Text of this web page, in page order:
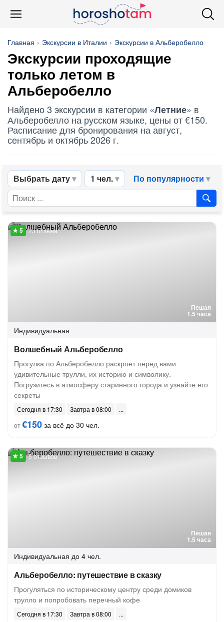
Главная Экскурсии в Италии Экскурсии в Альберобелло
Экскурсии проходящие
только летом в
Альберобелло
Найдено 3 экскурсии в категории «Летние» в
Альберобелло на русском языке, цены от €150.
Расписание для бронирования на август,
сентябрь и октябрь 2026 г.
Выбрать дату 1 чел. По популярности
Пешая
1.5 часа
23 отзыва
Индивидуальная
Волшебный Альберобелло
Прогулка по Альберобелло раскроет перед вами
удивительные трулли, их историю и символику.
Погрузитесь в атмосферу старинного города и узнайте его
секреты
Сегодня в 17:30
Завтра в 08:00
от€150 за всё до 30 чел.
Пешая
1.5 часа
5 отзывов
Индивидуальная до 4 чел.
Альберобелло: путешествие в сказку
Прогуляться по историческому центру среди домиков
трулло и попробовать перечный кофе
Сегодня в 17:30
Завтра в 08:00